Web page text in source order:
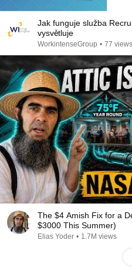
Jak funguje služba
vysvětluje
WorkintenseGroup • 77 views
The $4 Amish Fix for a
$3000 This Summer)
Elias Yoder • 1.7M views